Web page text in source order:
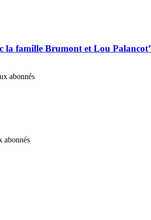
la famille Brumont et Lou Palancot’
abonnés
abonnés